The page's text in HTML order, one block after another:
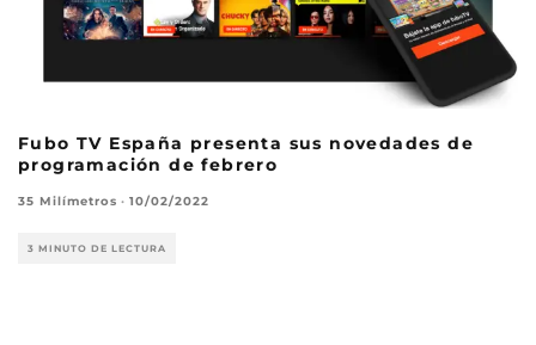
Fubo TV España presenta sus novedades de
programación de febrero
35 Milímetros · 10/02/2022
3 MINUTO DE LECTURA